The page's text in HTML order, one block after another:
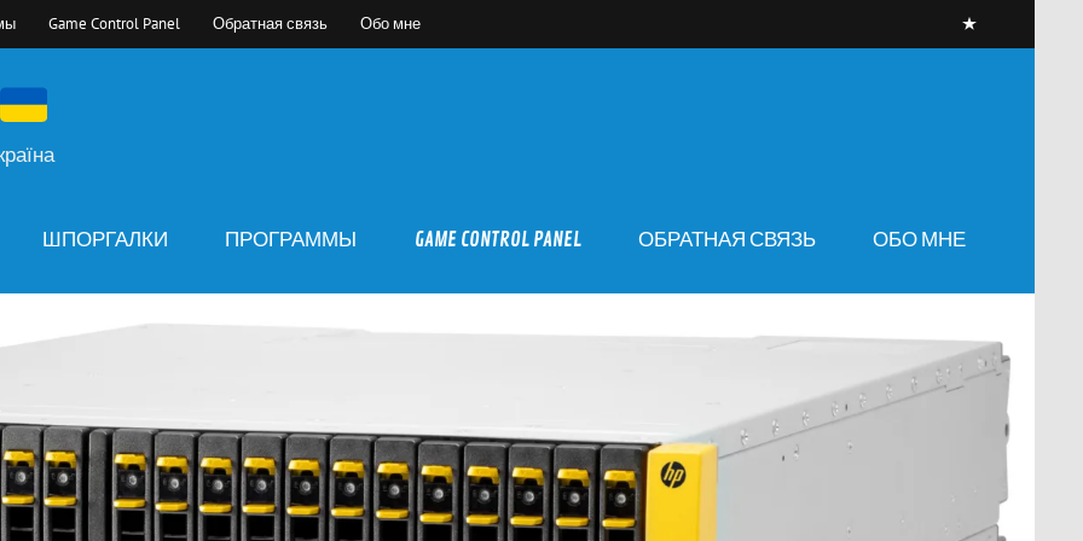
Game Control Panel Обратная связь Обо мне
ШПОРГАЛКИ ПРОГРАММЫ GAME CONTROL PANEL ОБРАТНАЯ СВЯЗЬ ОБО МНЕ